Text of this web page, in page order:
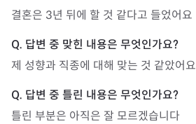
결혼은 3년 뒤에 할 것 같다고 들었어요
제 성향과 직종에 대해 맞는 것 같았어요
틀린 부분은 아직은 잘 모르겠습니다